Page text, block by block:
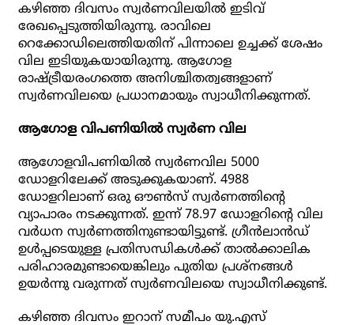
കഴിഞ്ഞ ദിവസം സ്വര്‍ണവിലയില്‍ ഇടിവ്
രേഖപ്പെടുത്തിയിരുന്നു. രാവിലെ
റെക്കോഡിലെത്തിയതിന് പിന്നാലെ ഉച്ചക്ക് ശേഷം
വില ഇടിയുകയായിരുന്നു. ആഗോള
രാഷ്ട്രീയരംഗത്തെ അനിശ്ചിതത്വങ്ങളാണ്
സ്വര്‍ണവിലയെ പ്രധാനമായും സ്വാധീനിക്കുന്നത്.
ആഗോള വിപണിയില്‍ സ്വര്‍ണ വില
ആഗോളവിപണിയില്‍ സ്വര്‍ണവില 5000
ഡോളറിലേക്ക് അടുക്കുകയാണ്. 4988
ഡോളറിലാണ് ഒരു ഔണ്‍സ് സ്വര്‍ണത്തിന്റെ
വ്യാപാരം നടക്കുന്നത്. ഇന്ന് 78.97 ഡോളറിന്റെ വില
വര്‍ധന സ്വര്‍ണത്തിനുണ്ടായിട്ടുണ്ട്. ഗ്രീന്‍ലാന്‍ഡ്
ഉള്‍പ്പടെയുള്ള പ്രതിസന്ധികള്‍ക്ക് താല്‍ക്കാലിക
പരിഹാരമുണ്ടായെങ്കിലും പുതിയ പ്രശ്‌നങ്ങള്‍
ഉയര്‍ന്നു വരുന്നത് സ്വര്‍ണവിലയെ സ്വാധീനിക്കുണ്ട്.
കഴിഞ്ഞ ദിവസം ഇറാന് സമീപം യു.എസ്